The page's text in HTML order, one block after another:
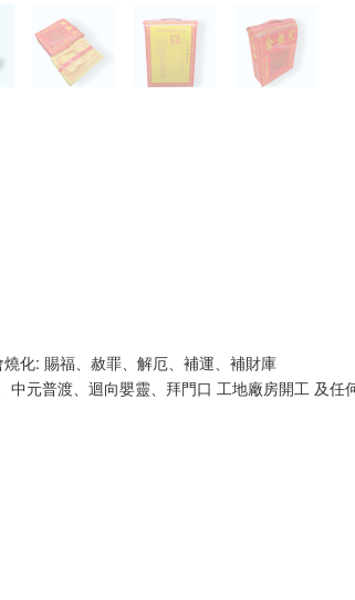
化: 賜福、赦罪、解厄、補運、補財庫
元普渡、迴向嬰靈、拜門口 工地廠房開工 及任